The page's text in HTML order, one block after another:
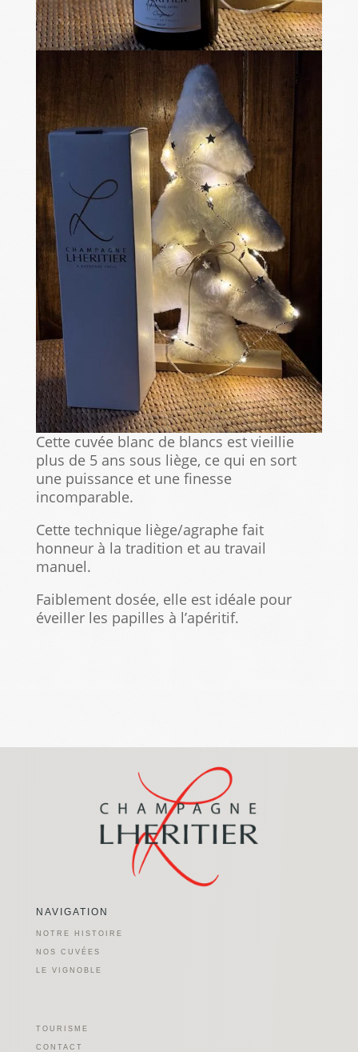
Cette cuvée blanc de blancs est vieillie
plus de 5 ans sous liège, ce qui en sort
une puissance et une finesse
incomparable.
Cette technique liège/agraphe fait
honneur à la tradition et au travail
manuel.
Faiblement dosée, elle est idéale pour
éveiller les papilles à l’apéritif.
NAVIGATION
NOTRE HISTOIRE
NOS CUVÉES
LE VIGNOBLE
TOURISME
CONTACT